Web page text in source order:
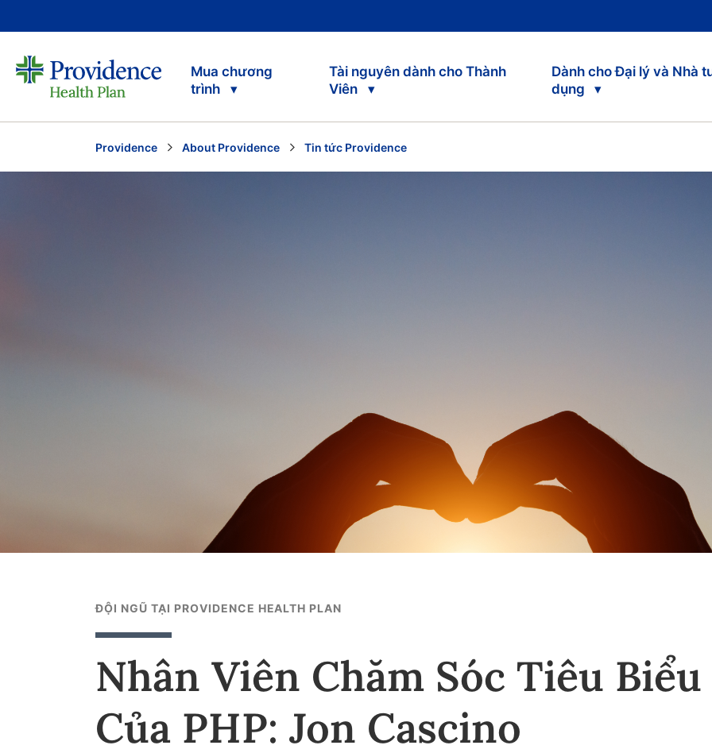
Mua chương
trình
Tài nguyên dành cho Thành
Viên
Dành cho Đại lý và Nhà
dụng
Providence About Providence Tin tức Providence
ĐỘI NGŨ TẠI PROVIDENCE HEALTH PLAN
Nhân Viên Chăm Sóc Tiêu Biểu
Của PHP: Jon Cascino